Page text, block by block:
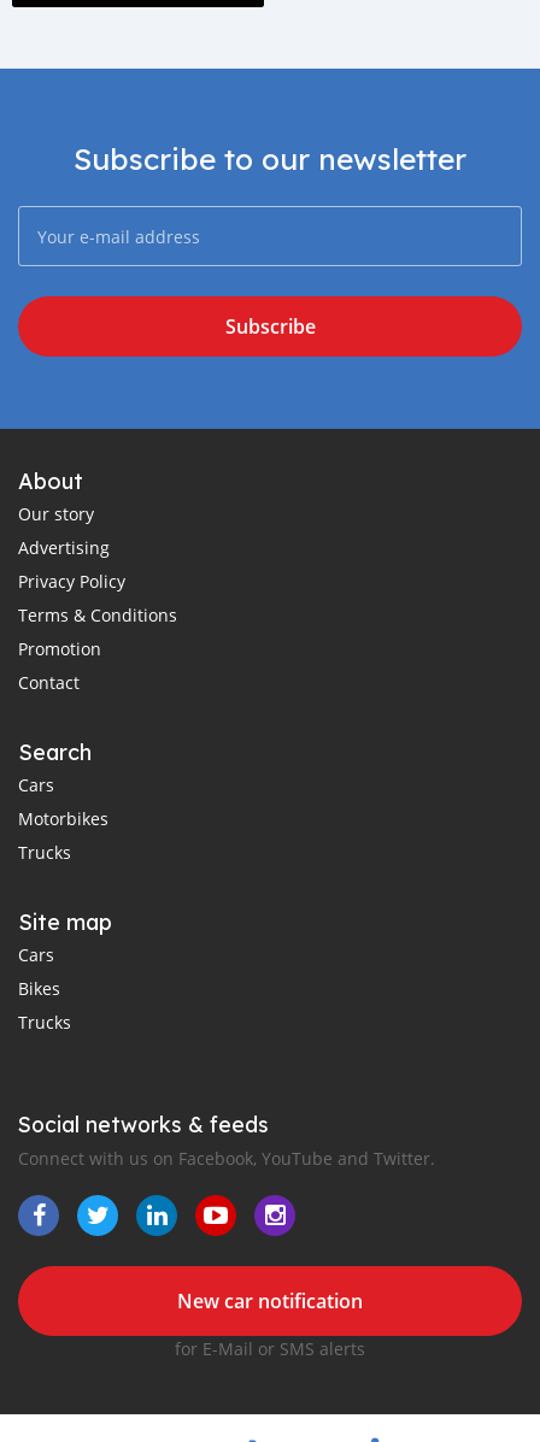
mélangé avec l'huile
Subscribe to our newsletter
Subscribe
About
Our story
Advertising
Privacy Policy
Terms & Conditions
Promotion
Contact
Search
Cars
Motorbikes
Trucks
Site map
Cars
Bikes
Trucks
Social networks & feeds
Connect with us on Facebook, YouTube and Twitter.
New car notification
for E-Mail or SMS alerts